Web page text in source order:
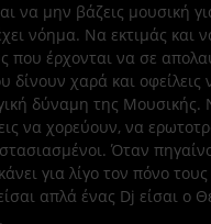
να μην βάζεις μουσική
νόημα. Να εκτιμάς και
που έρχονται να σε
δίνουν χαρά και οφείλεις
δύναμη της Μουσικής.
να χορεύουν, να
Όταν
για λίγο τον πόνο
απλά ένας Dj είσαι ο